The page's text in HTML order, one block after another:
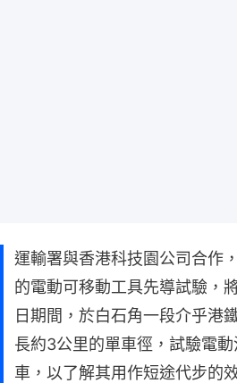
運輸署與香港科技園公司合作
的電動可移動工具先導試驗，
日期間，於白石角一段介乎港
長約3公里的單車徑，試驗電
車，以了解其用作短途代步的